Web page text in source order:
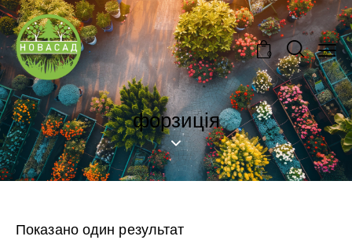
0
форзиція
Показано один результат